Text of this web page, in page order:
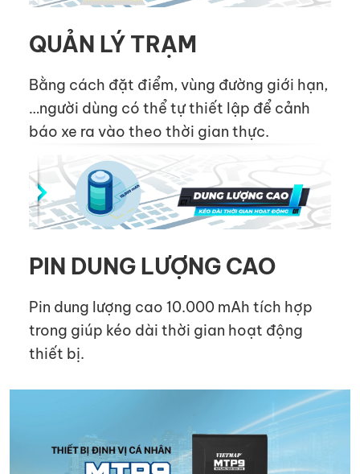
QUẢN LÝ TRẠM
Bằng cách đặt điểm, vùng đường giới hạn,
…người dùng có thể tự thiết lập để cảnh
báo xe ra vào theo thời gian thực.
PIN DUNG LƯỢNG CAO
Pin dung lượng cao 10.000 mAh tích hợp
trong giúp kéo dài thời gian hoạt động
thiết bị.